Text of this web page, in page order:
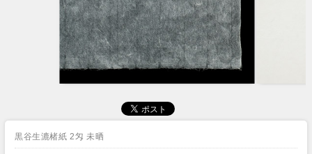
黒谷生漉楮紙 2匁 未晒